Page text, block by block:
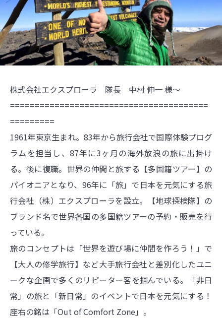
株式会社エクスプローラ 隊長 中村 伸一 様～
========================================
=========
1961年東京生まれ。83年から旅行会社で国際体験プログ
ラムを担当し、87年に3ヶ月の海外放浪の旅に出掛け
る。後に復職。世界の仲間と旅する【多国籍ツアー】の
パイオニアとなり、96年に「旅」で日本を元気にする旅
行会社（株）エクスプローラを設立。【地球探検隊】の
ブランド名で世界各国の多国籍ツアーの予約・販売を行
っている。
旅のコンセプトは「世界を遊び場に仲間を作ろう！」で
【大人の修学旅行】など大手旅行会社と差別化したユニ
ークな企画で多くのリピーター客を掴んでいる。「非日
常」の旅と「新日常」のイベントで日本を元気にする！
座右の銘は「Out of Comfort Zone」。